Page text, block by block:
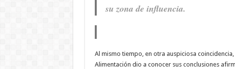
su zona de influencia.
Al mismo tiempo, en otra auspiciosa
Alimentación dio a conocer sus conclusiones